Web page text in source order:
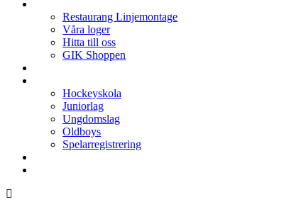
Restaurang Linjemontage
Våra loger
Hitta till oss
GIK Shoppen
Hockeyskola
Juniorlag
Ungdomslag
Oldboys
Spelarregistrering